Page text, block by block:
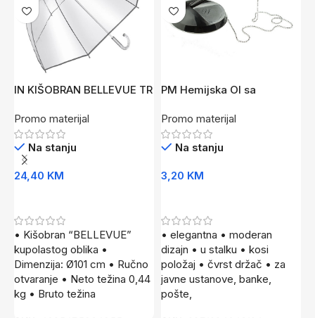
IN KIŠOBRAN BELLEVUE TR
Promo materijal
Na stanju
24,40 KM
• Kišobran “BELLEVUE”
kupolastog oblika •
Dimenzija: Ø101 cm • Ručno
otvaranje • Neto težina 0,44
kg • Bruto težina
PM Hemijska Ol sa
Promo materijal
Na stanju
3,20 KM
• elegantna • moderan
dizajn • u stalku • kosi
položaj • čvrst držač • za
javne ustanove, banke,
pošte,